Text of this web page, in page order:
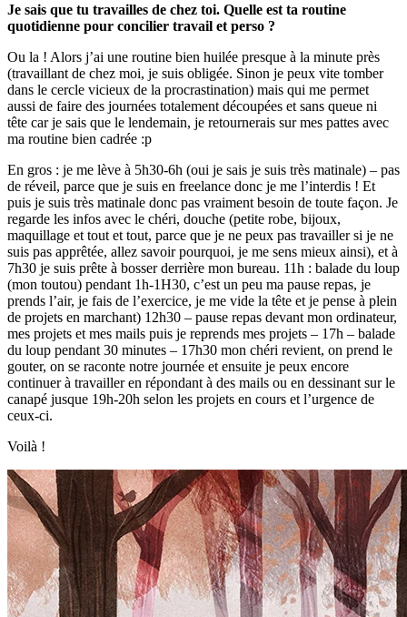
Je sais que tu travailles de chez toi. Quelle est ta routine
quotidienne pour concilier travail et perso ?
Ou la ! Alors j’ai une routine bien huilée presque à la minute près
(travaillant de chez moi, je suis obligée. Sinon je peux vite tomber
dans le cercle vicieux de la procrastination) mais qui me permet
aussi de faire des journées totalement découpées et sans queue ni
tête car je sais que le lendemain, je retournerais sur mes pattes avec
ma routine bien cadrée :p
En gros : je me lève à 5h30-6h (oui je sais je suis très matinale) – pas
de réveil, parce que je suis en freelance donc je me l’interdis ! Et
puis je suis très matinale donc pas vraiment besoin de toute façon. Je
regarde les infos avec le chéri, douche (petite robe, bijoux,
maquillage et tout et tout, parce que je ne peux pas travailler si je ne
suis pas apprêtée, allez savoir pourquoi, je me sens mieux ainsi), et à
7h30 je suis prête à bosser derrière mon bureau. 11h : balade du loup
(mon toutou) pendant 1h-1H30, c’est un peu ma pause repas, je
prends l’air, je fais de l’exercice, je me vide la tête et je pense à plein
de projets en marchant) 12h30 – pause repas devant mon ordinateur,
mes projets et mes mails puis je reprends mes projets – 17h – balade
du loup pendant 30 minutes – 17h30 mon chéri revient, on prend le
gouter, on se raconte notre journée et ensuite je peux encore
continuer à travailler en répondant à des mails ou en dessinant sur le
canapé jusque 19h-20h selon les projets en cours et l’urgence de
ceux-ci.
Voilà !